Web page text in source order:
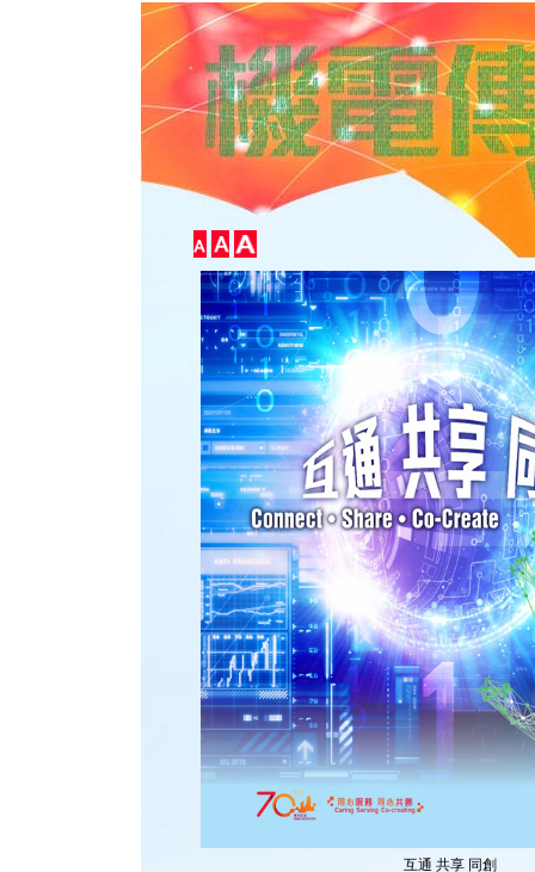
互通 共享 同創